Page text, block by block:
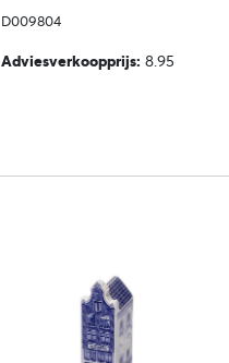
D009804
Adviesverkoopprijs: 8.95